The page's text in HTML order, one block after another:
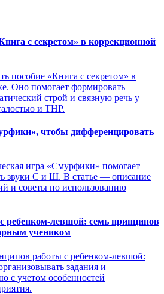
с секретом» в коррекционной
пособие «Книга с секретом» в
Оно помогает формировать
строй и связную речь у
и ТНР.
чтобы дифференцировать
игра «Смурфики» помогает
звуки С и Ш. В статье — описание
и советы по использованию
ребенком-левшой: семь принципов
учеником
работы с ребенком-левшой:
задания и
с учетом особенностей